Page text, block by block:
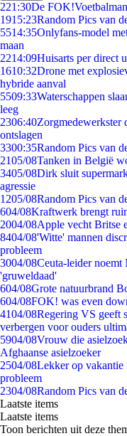
221:30De
1915:23Random Pics van
5514:35Onlyfans-model
maan
2214:09Huisarts per direct
1610:32Drone met
hybride aanval
5509:33Waterschappen
leeg
2306:40Zorgmedewerkster
ontslagen
3300:35Random Pics van
2105/08Tanken in België
3405/08Dirk sluit
agressie
1205/08Random Pics van
604/08Kraftwerk brengt
2004/08Apple vecht Britse
8404/08'Witte' mannen
probleem
3004/08Ceuta-leider noemt
'gruweldaad'
604/08Grote natuurbrand
604/08FOK! was even
4104/08Regering VS geeft
verbergen voor ouders
5904/08Vrouw die
Afghaanse asielzoeker
2504/08Lekker op vakantie
probleem
2304/08Random Pics van
Laatste items
Laatste items
Toon berichten uit deze